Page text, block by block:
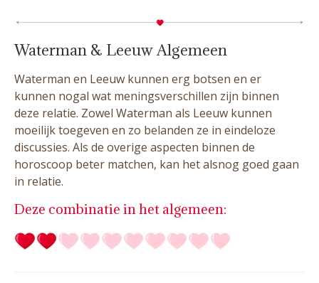
Waterman & Leeuw Algemeen
Waterman en Leeuw kunnen erg botsen en er
kunnen nogal wat meningsverschillen zijn binnen
deze relatie. Zowel Waterman als Leeuw kunnen
moeilijk toegeven en zo belanden ze in eindeloze
discussies. Als de overige aspecten binnen de
horoscoop beter matchen, kan het alsnog goed gaan
in relatie.
Deze combinatie in het algemeen: